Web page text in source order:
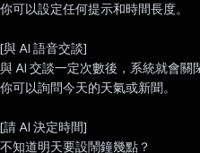
你可以設定任何提示和時間長度。
[與 AI 語音交談]
與 AI 交談一定次數後，系統就會關
你可以詢問今天的天氣或新聞。
[請 AI 決定時間]
不知道明天要設鬧鐘幾點？